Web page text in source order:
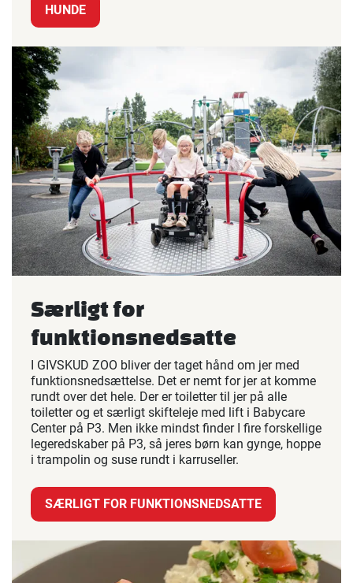
HUNDE
Særligt for
funktionsnedsatte
I GIVSKUD ZOO bliver der taget hånd om jer med
funktionsnedsættelse. Det er nemt for jer at komme
rundt over det hele. Der er toiletter til jer på alle
toiletter og et særligt skifteleje med lift i Babycare
Center på P3. Men ikke mindst finder I fire forskellige
legeredskaber på P3, så jeres børn kan gynge, hoppe
i trampolin og suse rundt i karruseller.
SÆRLIGT FOR FUNKTIONSNEDSATTE